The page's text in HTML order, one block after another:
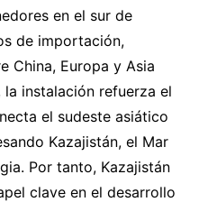
en el sur de
de importación,
China, Europa y Asia
la instalación refuerza el
el sudeste asiático
Kazajistán, el Mar
Por tanto, Kazajistán
clave en el desarrollo